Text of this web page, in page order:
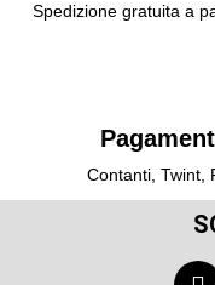
Spedizione gratuita a
Contanti, Twint,